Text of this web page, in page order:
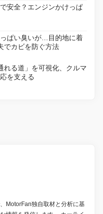
安全？エンジンかけっぱ
ぱい臭いが…目的地に着
でカビを防ぐ方法
れる道」を可視化、クルマ
を支える
MotorFan独自取材と分析に基